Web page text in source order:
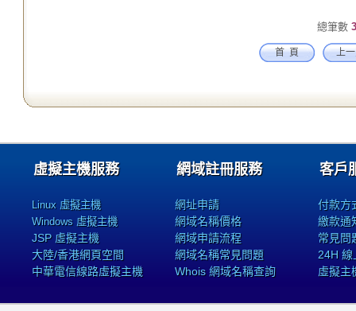
總筆數
首 頁 上
虛擬主機服務
Linux 虛擬主機
Windows 虛擬主機
JSP 虛擬主機
大陸/香港網頁空間
中華電信線路虛擬主機
網域註冊服務
網址申請
網域名稱價格
網域申請流程
網域名稱常見問題
Whois 網域名稱查詢
客戶
付款方
繳款通
常見問
24H 線
虛擬主